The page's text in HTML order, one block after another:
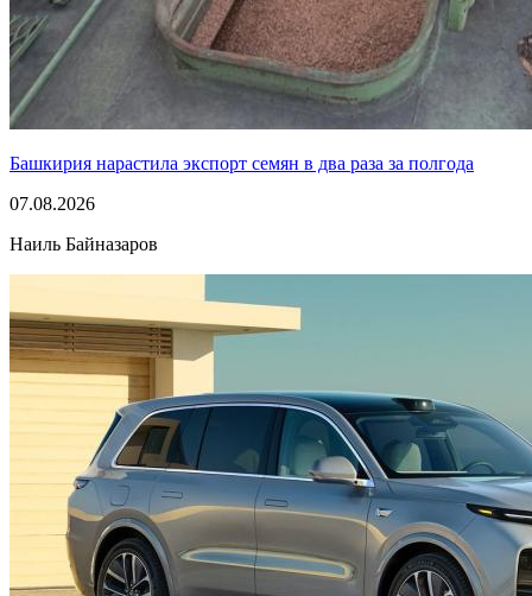
Башкирия нарастила экспорт семян в два раза за полгода
07.08.2026
Наиль Байназаров